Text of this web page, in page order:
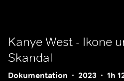
Kanye West - Ikone
Skandal
Dokumentation 2023
1h